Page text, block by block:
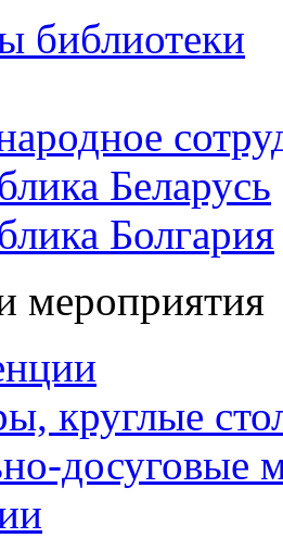
библиотеки
Беларусь
Болгария
мероприятия
круглые
досуговые